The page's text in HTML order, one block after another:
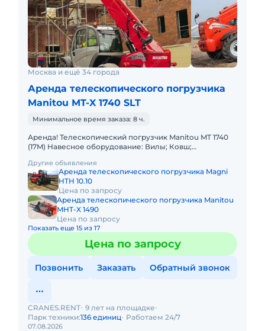
Москва и ещё 34 города
Аренда телескопического погрузчика
Manitou MT-X 1740 SLT
Минимальное время заказа: 8 ч.
Аренда! Телескопический погрузчик Manitou MT 1740
(17M) Навесное оборудование: Вилы; Ковш;
Высота подъема
Другие объявления
Аренда телескопического погрузчика Magni
HTH 10.10
Цена по запросу
Аренда телескопического погрузчика Manitou
MHT-X 1490
Цена по запросу
Показать еще 15 из 17
Цена по запросу
Позвонить Заказать Обратный звонок
07.08.2026
CRANES.RENT 9 лет на площадке
Парк техники:136 единиц Работаем 24/7